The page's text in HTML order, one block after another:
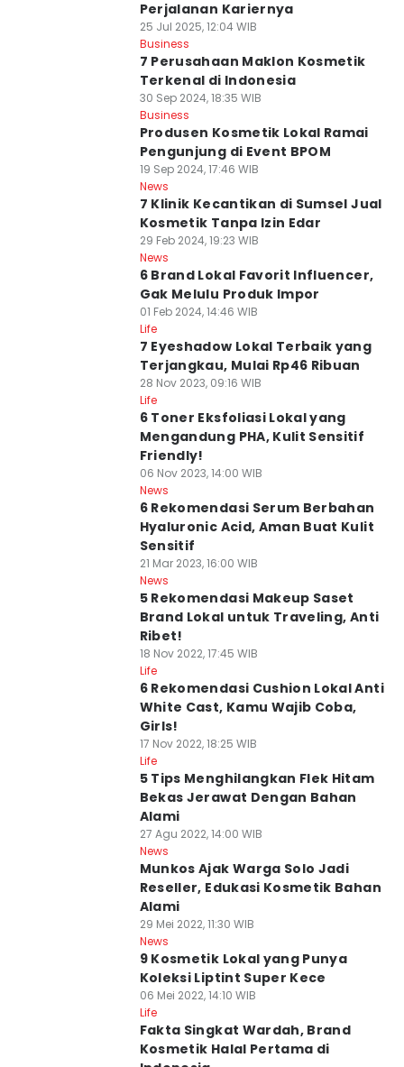
Perjalanan Kariernya
25 Jul 2025, 12:04 WIB
Business
7 Perusahaan Maklon Kosmetik
Terkenal di Indonesia
30 Sep 2024, 18:35 WIB
Business
Produsen Kosmetik Lokal Ramai
Pengunjung di Event BPOM
19 Sep 2024, 17:46 WIB
News
7 Klinik Kecantikan di Sumsel Jual
Kosmetik Tanpa Izin Edar
29 Feb 2024, 19:23 WIB
News
6 Brand Lokal Favorit Influencer,
Gak Melulu Produk Impor
01 Feb 2024, 14:46 WIB
Life
7 Eyeshadow Lokal Terbaik yang
Terjangkau, Mulai Rp46 Ribuan
28 Nov 2023, 09:16 WIB
Life
6 Toner Eksfoliasi Lokal yang
Mengandung PHA, Kulit Sensitif
Friendly!
06 Nov 2023, 14:00 WIB
News
6 Rekomendasi Serum Berbahan
Hyaluronic Acid, Aman Buat Kulit
Sensitif
21 Mar 2023, 16:00 WIB
News
5 Rekomendasi Makeup Saset
Brand Lokal untuk Traveling, Anti
Ribet!
18 Nov 2022, 17:45 WIB
Life
6 Rekomendasi Cushion Lokal Anti
White Cast, Kamu Wajib Coba,
Girls!
17 Nov 2022, 18:25 WIB
Life
5 Tips Menghilangkan Flek Hitam
Bekas Jerawat Dengan Bahan
Alami
27 Agu 2022, 14:00 WIB
News
Munkos Ajak Warga Solo Jadi
Reseller, Edukasi Kosmetik Bahan
Alami
29 Mei 2022, 11:30 WIB
News
9 Kosmetik Lokal yang Punya
Koleksi Liptint Super Kece
06 Mei 2022, 14:10 WIB
Life
Fakta Singkat Wardah, Brand
Kosmetik Halal Pertama di